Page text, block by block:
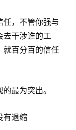
任，不管你强与
去干涉谁的工
就百分百的信任
最为突出。
有退缩